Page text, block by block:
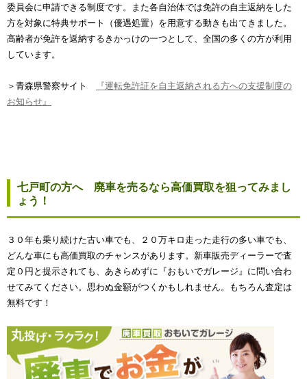
委員会に申請できる制度です。また各自治体では免許の自主返納をした
方を対象に特典サポート（優遇処置）を用意する動きも出てきました。
高齢者が免許を返納するきかっけの一つとして、全国の多くの方が利用
しています。
＞青森県警察サイト
『運転免許証を自主返納される方への支援制度の
お知らせ』
七戸町の方へ 廃車を売るなら高価買取を狙ってみまし
ょう！
３０年も乗り続けた古い車でも、２０万キロ走った走行の多い車でも、
どんな車にも高価買取のチャンスがあります。新車販売ディーラーで査
定０円と提示されても、あきらめずに『おもいでガレージ』に問い合わ
せてみてください。思わぬ金額がつくかもしれません。もちろん査定は
無料です！